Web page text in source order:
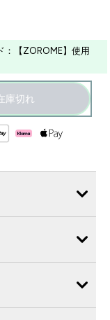
：【ZOROME】使用
庫切れ